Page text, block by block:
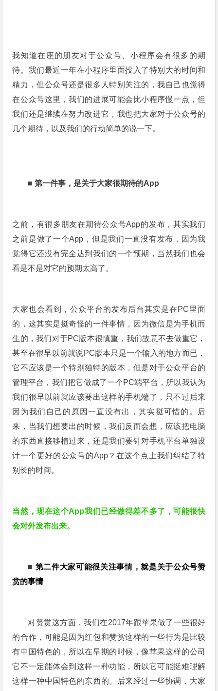
我知道在座的朋友对于公众号、小程序会有很多的期
待。我们最近一年在小程序里面投入了特别大的时间和
精力，但公众号还是很多人特别关注的，我自己也觉得
在公众号这里，我们的进展可能会比小程序慢一点，但
我们还是继续在努力改进它，我也把大家对于公众号的
几个期待，以及我们的行动简单的说一下。
■第一件事，是关于大家很期待的App
之前，有很多朋友在期待公众号App的发布，其实我们
之前是做了一个App，但是我们一直没有发布，因为我
觉得它还没有完全达到我们的一个预期，当然我们也会
看是不是对它的预期太高了。
大家也会看到，公众平台的发布后台其实是在PC里面
的，这其实是挺奇怪的一件事情，因为微信是为手机而
生的，我们对于PC版本很慎重，我们故意不去做重它，
甚至在很早以前就说PC版本只是一个输入的地方而已，
它不应该是一个特别独特的版本，但是对于公众平台的
管理平台，我们把它做成了一个PC端平台，所以我认为
我们很早以前就应该要出这样的手机端了，只不过后来
因为我们自己的原因一直没有出，其实挺可惜的。后
来，当我们想要出的时候，我们反而会想，应该把电脑
的东西直接移植过来，还是我们要针对手机平台单独设
计一个更好的公众号的App？在这个点上我们纠结了特
别长的时间。
当然，现在这个App我们已经做得差不多了，可能很快
会对外发布出来。
■ 第二件大家可能很关注事情，就是关于公众号赞
赏的事情
对赞赏这方面，我们在2017年跟苹果做了一些很好
的合作，可能是因为红包和赞赏这样的一些行为是比较
有中国特色的，所以在早期的时候，像苹果这样的公司
它不一定能体会到这样一种功能，所以它可能挺难理解
这样一种中国特色的东西的。后来经过一些协调，大家